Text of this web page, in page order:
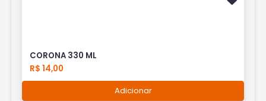
CORONA 330 ML
R$ 14,00
Adicionar